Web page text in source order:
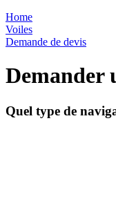
Home
Voiles
Demande de devis
Demander
Quel type de